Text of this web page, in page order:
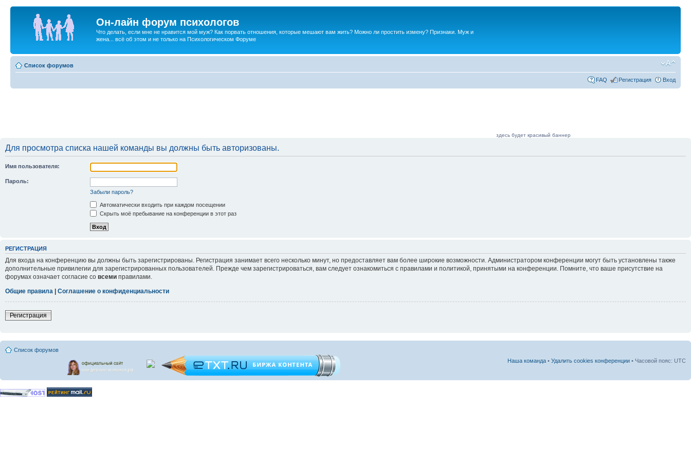
Он-лайн форум психологов
Что делать, если мне не нравится мой муж? Как порвать отношения, которые мешают вам жить? Можно ли простить измену? Признаки. Муж и
жена... всё об этом и не только на Психологическом Форуме
Список форумов
FAQ Регистрация Вход
здесь будет красивый баннер
Для просмотра списка нашей команды вы должны быть авторизованы.
Имя пользователя:
Пароль:
Забыли пароль?
Автоматически входить при каждом посещении
Скрыть моё пребывание на конференции в этот раз
РЕГИСТРАЦИЯ
Для входа на конференцию вы должны быть зарегистрированы. Регистрация занимает всего несколько минут, но предоставляет вам более широкие возможности. Администратором конференции могут быть установлены также
дополнительные привилегии для зарегистрированных пользователей. Прежде чем зарегистрироваться, вам следует ознакомиться с правилами и политикой, принятыми на конференции. Помните, что ваше присутствие на
форумах означает согласие со всеми правилами.
Общие правила
Соглашение о конфиденциальности
Регистрация
Список форумов
Наша команда • Удалить cookies конференции • Часовой пояс: UTC